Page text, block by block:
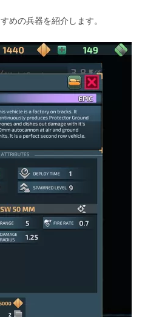
めの兵器を紹介します。